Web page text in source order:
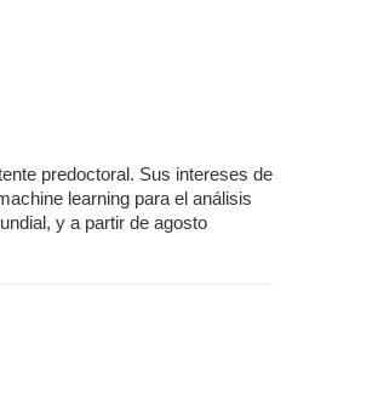
predoctoral. Sus intereses de
learning para el análisis
y a partir de agosto